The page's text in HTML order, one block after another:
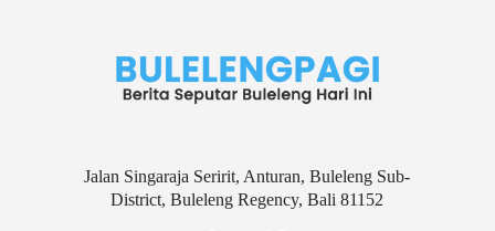
Jalan Singaraja Seririt, Anturan, Buleleng Sub-
District, Buleleng Regency, Bali 81152